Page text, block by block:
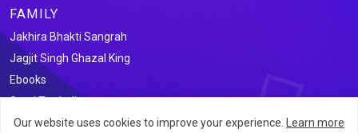
FAMILY
Jakhira Bhakti Sangrah
Jagjit Singh Ghazal King
Ebooks
Saral Tax India
Our website uses cookies to improve your experience.
Learn more